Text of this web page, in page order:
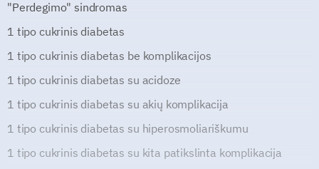
"Perdegimo" sindromas
1 tipo cukrinis diabetas
1 tipo cukrinis diabetas be komplikacijos
1 tipo cukrinis diabetas su acidoze
1 tipo cukrinis diabetas su akių komplikacija
1 tipo cukrinis diabetas su hiperosmoliariškumu
1 tipo cukrinis diabetas su kita patikslinta komplikacija